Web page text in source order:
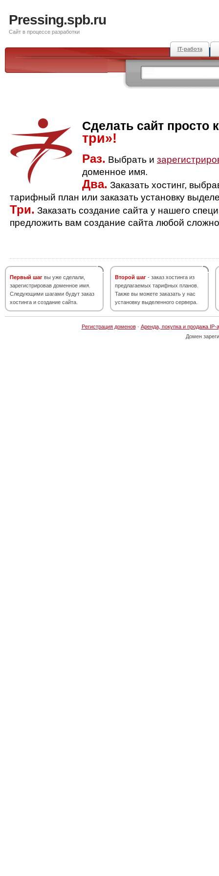
Pressing.spb.ru
Сайт в процессе разработки
IT-работа
Сделать сайт просто
три»!
Раз. Выбрать и
доменное имя.
Два. Заказать хостинг,
тарифный план или заказать установку
Три. Заказать создание сайта у нашего
предложить вам создание сайта любой
Первый шаг вы уже сделали,
зарегистрировав доменное имя.
Следующими шагами будут заказ
хостинга и создание сайта.
Второй шаг - заказ хостинга из
предлагаемых тарифных планов.
Также вы можете заказать у нас
установку выделенного сервера.
Регистрация доменов· Аренда, покупка и продажа IP-
Домен